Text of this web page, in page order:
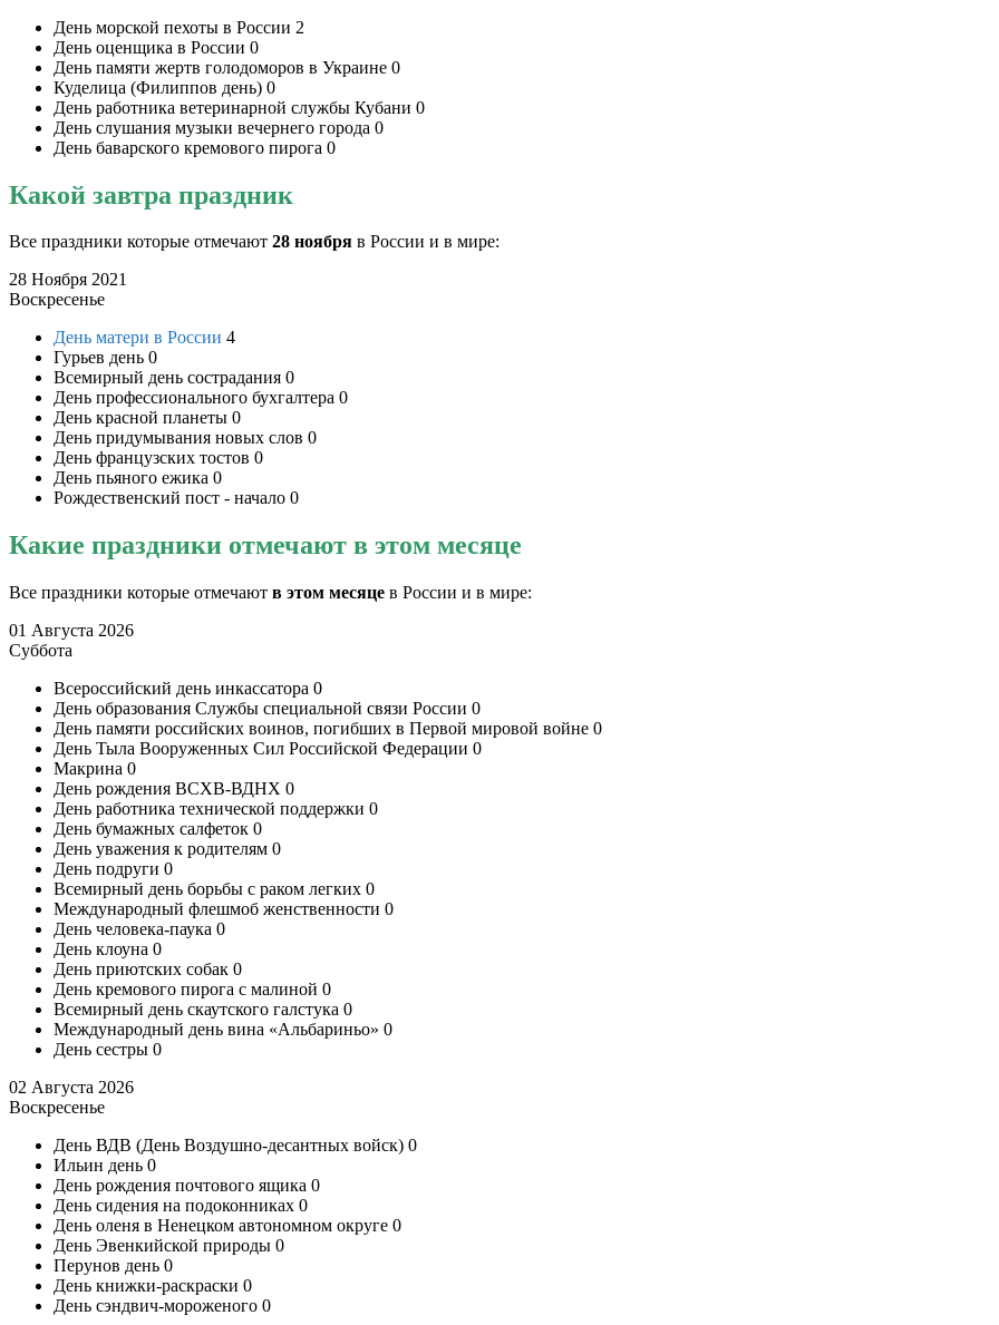
День морской пехоты в России 2
День оценщика в России 0
День памяти жертв голодоморов в Украине 0
Куделица (Филиппов день) 0
День работника ветеринарной службы Кубани 0
День слушания музыки вечернего города 0
День баварского кремового пирога 0
Какой завтра праздник
Все праздники которые отмечают 28 ноября в России и в мире:
28 Ноября 2021
Воскресенье
День матери в России 4
Гурьев день 0
Всемирный день сострадания 0
День профессионального бухгалтера 0
День красной планеты 0
День придумывания новых слов 0
День французских тостов 0
День пьяного ежика 0
Рождественский пост - начало 0
Какие праздники отмечают в этом месяце
Все праздники которые отмечают в этом месяце в России и в мире:
01 Августа 2026
Суббота
Всероссийский день инкассатора 0
День образования Службы специальной связи России 0
День памяти российских воинов, погибших в Первой мировой войне 0
День Тыла Вооруженных Сил Российской Федерации 0
Макрина 0
День рождения ВСХВ-ВДНХ 0
День работника технической поддержки 0
День бумажных салфеток 0
День уважения к родителям 0
День подруги 0
Всемирный день борьбы с раком легких 0
Международный флешмоб женственности 0
День человека-паука 0
День клоуна 0
День приютских собак 0
День кремового пирога с малиной 0
Всемирный день скаутского галстука 0
Международный день вина «Альбариньо» 0
День сестры 0
02 Августа 2026
Воскресенье
День ВДВ (День Воздушно-десантных войск) 0
Ильин день 0
День рождения почтового ящика 0
День сидения на подоконниках 0
День оленя в Ненецком автономном округе 0
День Эвенкийской природы 0
Перунов день 0
День книжки-раскраски 0
День сэндвич-мороженого 0